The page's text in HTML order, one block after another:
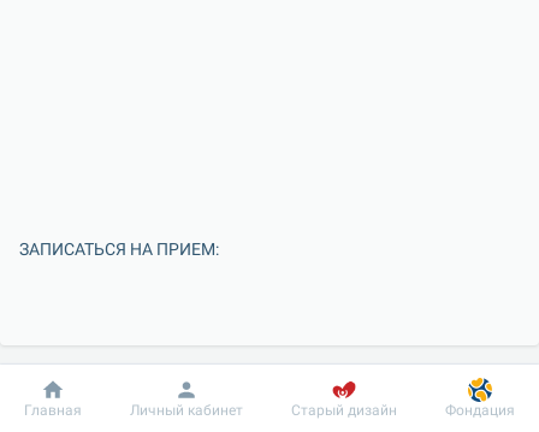
ЗАПИСАТЬСЯ НА ПРИЕМ:
Добробут Информация Пациенту
Главная Личный кабинет Старый дизайн Фондация